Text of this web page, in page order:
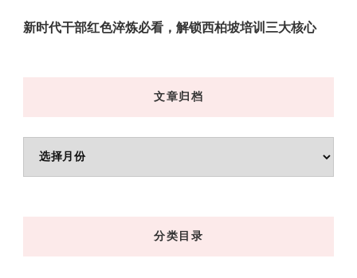
新时代干部红色淬炼必看，解锁西柏坡培训三大核心
文章归档
章
分类目录